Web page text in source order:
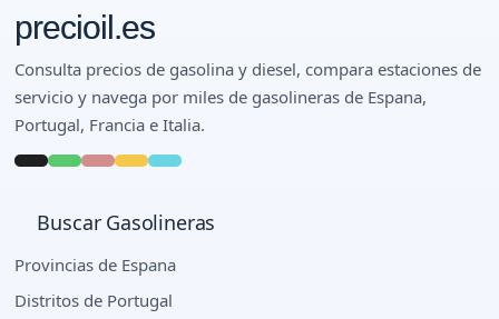
precioil.es
Consulta precios de gasolina y diesel, compara estaciones de
servicio y navega por miles de gasolineras de Espana,
Portugal, Francia e Italia.
Buscar Gasolineras
Provincias de Espana
Distritos de Portugal